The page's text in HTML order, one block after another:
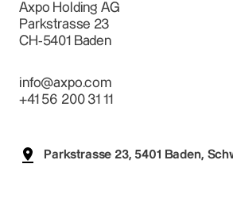
Axpo Holding AG
Parkstrasse 23
CH-5401 Baden
info@axpo.com
+41 56 200 31 11
Parkstrasse 23, 5401 Baden,